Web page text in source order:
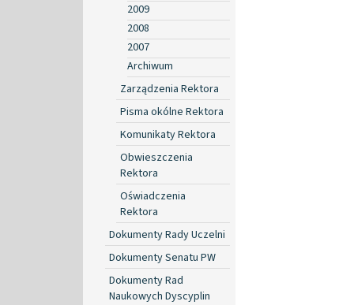
2009
2008
2007
Archiwum
Zarządzenia Rektora
Pisma okólne Rektora
Komunikaty Rektora
Obwieszczenia
Rektora
Oświadczenia
Rektora
Dokumenty Rady Uczelni
Dokumenty Senatu PW
Dokumenty Rad
Naukowych Dyscyplin